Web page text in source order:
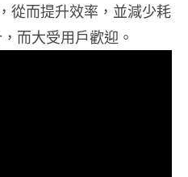
從而提升效率，並減少耗
而大受用戶歡迎。